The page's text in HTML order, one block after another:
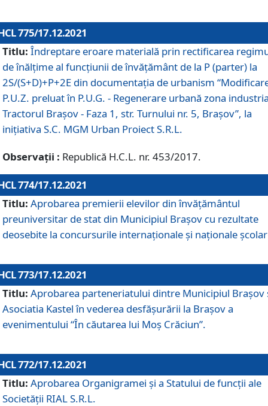
775/17.12.2021
Titlu: Îndreptare eroare materială prin rectificarea
de înălţime al funcţiunii de învăţământ de la P (parter) la
2S/(S+D)+P+2E din documentaţia de urbanism
P.U.Z. preluat în P.U.G. - Regenerare urbană zona
Tractorul Braşov - Faza 1, str. Turnului nr. 5, Braşov”, la
iniţiativa S.C. MGM Urban Proiect S.R.L.
Observații : Republică H.C.L. nr. 453/2017.
774/17.12.2021
Titlu: Aprobarea premierii elevilor din învățământul
preuniversitar de stat din Municipiul Brașov cu rezultate
deosebite la concursurile internaționale și naționale
773/17.12.2021
Titlu: Aprobarea parteneriatului dintre Municipiul Brașov
Asociatia Kastel în vederea desfăşurării la Brașov a
evenimentului “În căutarea lui Moș Crăciun”.
772/17.12.2021
Titlu: Aprobarea Organigramei şi a Statului de funcţii ale
Societăţii RIAL S.R.L.